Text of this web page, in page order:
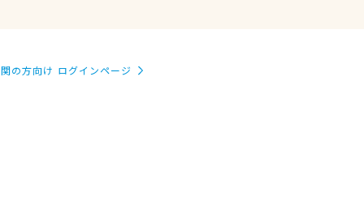
の方向け ログインページ